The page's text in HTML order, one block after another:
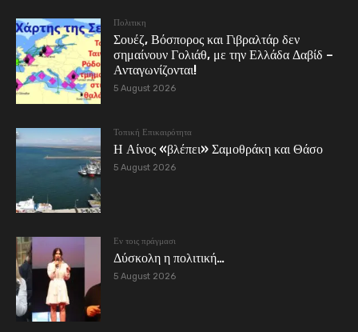
Πολιτικη
Σουέζ, Βόσπορος και Γιβραλτάρ δεν
σημαίνουν Γολιάθ, με την Ελλάδα Δαβίδ –
Ανταγωνίζονται!
5 August 2026
Τοπική Επικαιρότητα
Η Αίνος «βλέπει» Σαμοθράκη και Θάσο
5 August 2026
Εν τοις πράγμασι
Δύσκολη η πολιτική…
5 August 2026